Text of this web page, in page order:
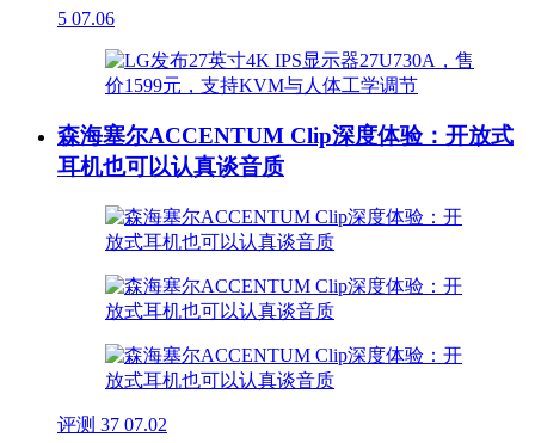
5 07.06
森海塞尔ACCENTUM Clip深度体验：开放式
耳机也可以认真谈音质
评测 37 07.02